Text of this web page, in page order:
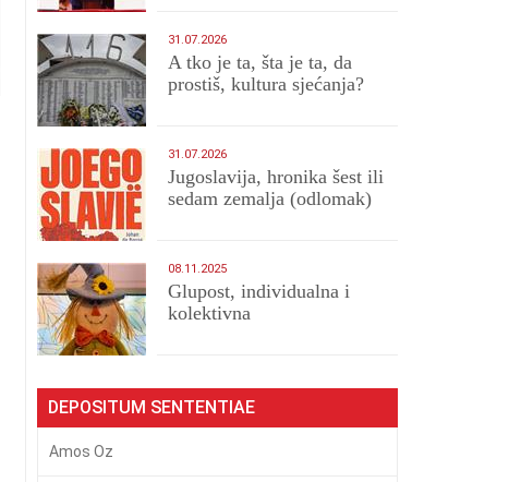
31.07.2026
A tko je ta, šta je ta, da
prostiš, kultura sjećanja?
31.07.2026
Jugoslavija, hronika šest ili
sedam zemalja (odlomak)
08.11.2025
Glupost, individualna i
kolektivna
DEPOSITUM SENTENTIAE
Amos Oz